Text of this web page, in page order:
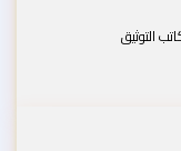
التوثيق